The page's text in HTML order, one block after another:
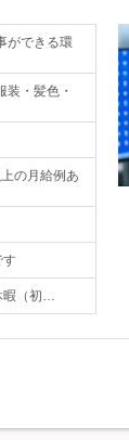
ができる環
・髪色・
の月給例あ
暇（初…